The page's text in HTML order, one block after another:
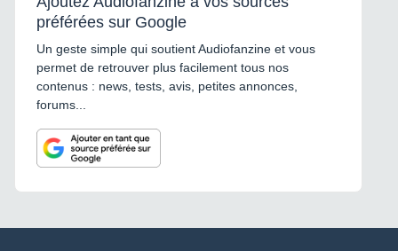
préférées sur Google
Un geste simple qui soutient Audiofanzine et vous
permet de retrouver plus facilement tous nos
contenus : news, tests, avis, petites annonces,
forums...